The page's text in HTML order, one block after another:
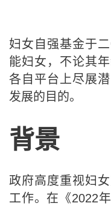
妇女自强基金于
能妇女，不论其
各自平台上尽展
发展的目的。
背景
政府高度重视妇
工作。在《2022